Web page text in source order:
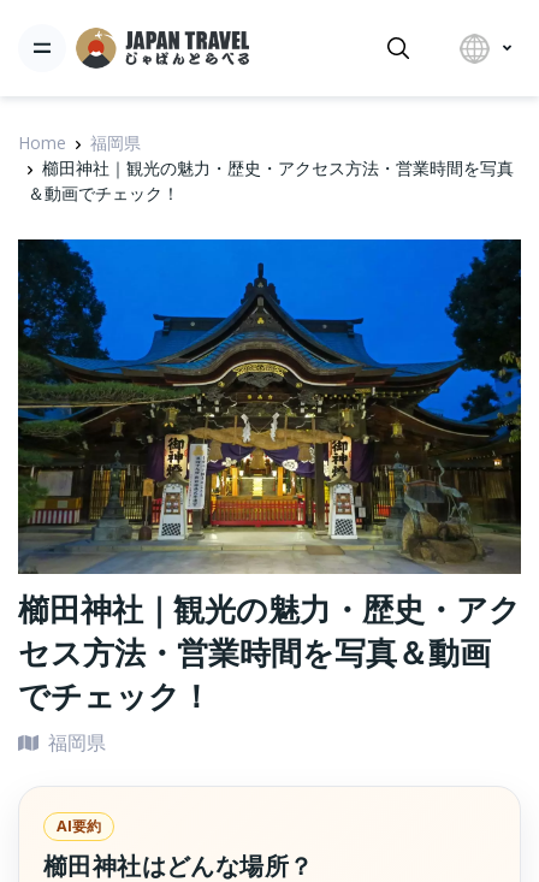
Home
福岡県
櫛田神社｜観光の魅力・歴史・アクセス方法・営業時間を写真
＆動画でチェック！
櫛田神社｜観光の魅力・歴史・アク
セス方法・営業時間を写真＆動画
でチェック！
福岡県
AI要約
櫛田神社はどんな場所？